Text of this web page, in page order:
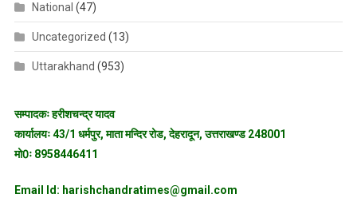
National (47)
Uncategorized (13)
Uttarakhand (953)
सम्पादकः हरीशचन्द्र यादव
कार्यालयः 43/1 धर्मपुर, माता मन्दिर रोड, देहरादून, उत्तराखण्ड 248001
मो0ः 8958446411
Email Id: harishchandratimes@gmail.com